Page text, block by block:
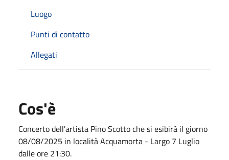
Luogo
Punti di contatto
Allegati
Cos'è
Concerto dell'artista Pino Scotto che si esibirà il giorno
08/08/2025 in località Acquamorta - Largo 7 Luglio
dalle ore 21:30.